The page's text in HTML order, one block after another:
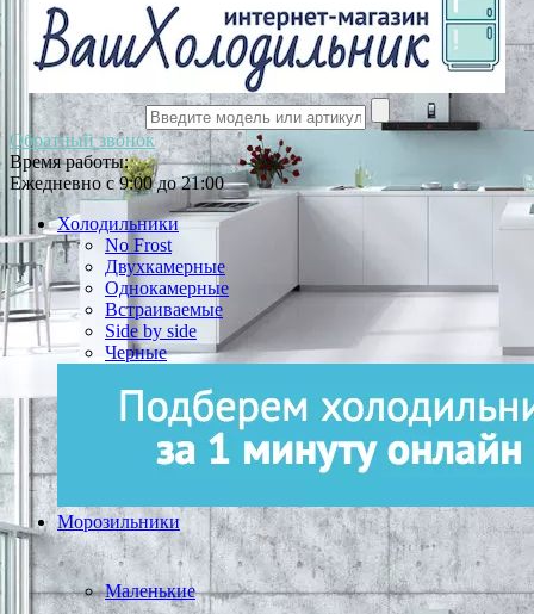
Обратный звонок
Время работы:
Ежедневно с 9:00 до 21:00
Холодильники
No Frost
Двухкамерные
Однокамерные
Встраиваемые
Side by side
Черные
Морозильники
Маленькие